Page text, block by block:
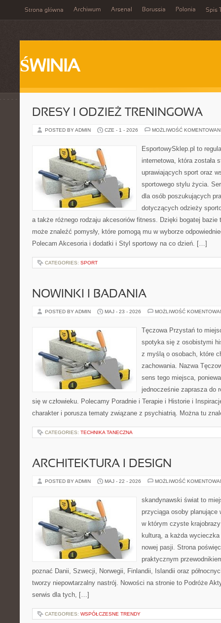
Strona główna Archiwum Arsenal Borussia Polonia Spis
ŚWINIA
DRESY I ODZIEŻ TRENINGOWA
POSTED BY ADMIN CZE - 1 - 2026 MOŻLIWOŚĆ
EsportowySklep.pl to
internetowa, która została
uprawiających sport oraz
sportowego stylu życia.
dla osób poszukujących
dotyczących odzieży
a także różnego rodzaju akcesoriów fitness. Dzięki bogatej
może znaleźć pomysły, które pomogą mu w wyborze
Polecam Akcesoria i dodatki i Styl sportowy na co dzień. […]
CATEGORIES: SPORT
NOWINKI I BADANIA
POSTED BY ADMIN MAJ - 23 - 2026 MOŻLIWOŚĆ
Tęczowa Przystań to
spotyka się z osobistymi
z myślą o osobach, które
zachowania. Nazwa
sens tego miejsca,
jednocześnie zaprasza do
się w człowieku. Polecamy Poradnie i Terapie i Historie i
charakter i porusza tematy związane z psychiatrią. Można tu
CATEGORIES: TECHNIKA TANECZNA
ARCHITEKTURA I DESIGN
POSTED BY ADMIN MAJ - 22 - 2026 MOŻLIWOŚĆ
skandynawski świat to
przyciąga osoby planujące
w którym czyste
kulturą, a każda
nowej pasji. Strona
praktycznym
poznać Danii, Szwecji, Norwegii, Finlandii, Islandii oraz
tworzy niepowtarzalny nastrój. Nowości na stronie to Podróże
serwis dla tych, […]
CATEGORIES: WSPÓŁCZESNE TRENDY